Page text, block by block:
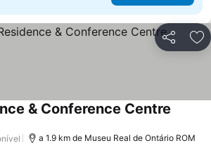
Partilhar
& Conference Centre
a 1.9 km de Museu Real de Ontário ROM